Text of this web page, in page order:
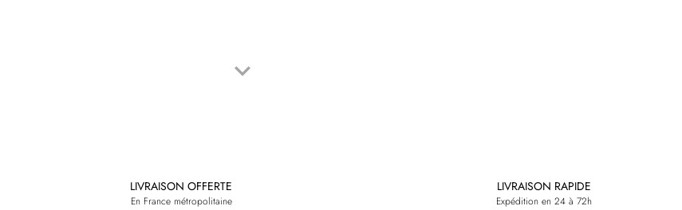
Suivant
keyboard_arrow_down
LIVRAISON OFFERTE
En France métropolitaine
LIVRAISON RAPIDE
Expédition en 24 à 72h